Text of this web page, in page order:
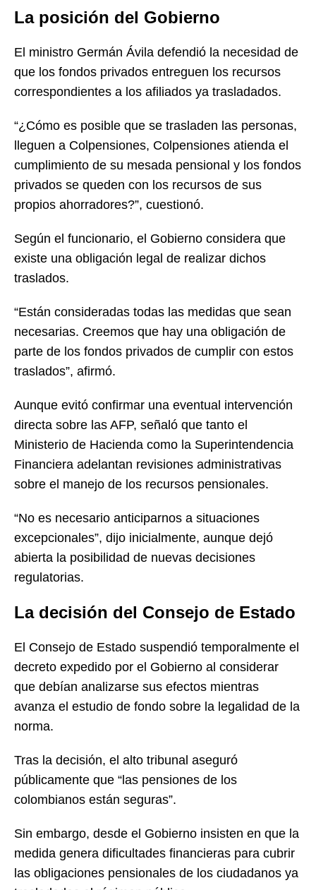
La posición del Gobierno
El ministro Germán Ávila defendió la necesidad de
que los fondos privados entreguen los recursos
correspondientes a los afiliados ya trasladados.
“¿Cómo es posible que se trasladen las personas,
lleguen a Colpensiones, Colpensiones atienda el
cumplimiento de su mesada pensional y los fondos
privados se queden con los recursos de sus
propios ahorradores?”, cuestionó.
Según el funcionario, el Gobierno considera que
existe una obligación legal de realizar dichos
traslados.
“Están consideradas todas las medidas que sean
necesarias. Creemos que hay una obligación de
parte de los fondos privados de cumplir con estos
traslados”, afirmó.
Aunque evitó confirmar una eventual intervención
directa sobre las AFP, señaló que tanto el
Ministerio de Hacienda como la Superintendencia
Financiera adelantan revisiones administrativas
sobre el manejo de los recursos pensionales.
“No es necesario anticiparnos a situaciones
excepcionales”, dijo inicialmente, aunque dejó
abierta la posibilidad de nuevas decisiones
regulatorias.
La decisión del Consejo de Estado
El Consejo de Estado suspendió temporalmente el
decreto expedido por el Gobierno al considerar
que debían analizarse sus efectos mientras
avanza el estudio de fondo sobre la legalidad de la
norma.
Tras la decisión, el alto tribunal aseguró
públicamente que “las pensiones de los
colombianos están seguras”.
Sin embargo, desde el Gobierno insisten en que la
medida genera dificultades financieras para cubrir
las obligaciones pensionales de los ciudadanos ya